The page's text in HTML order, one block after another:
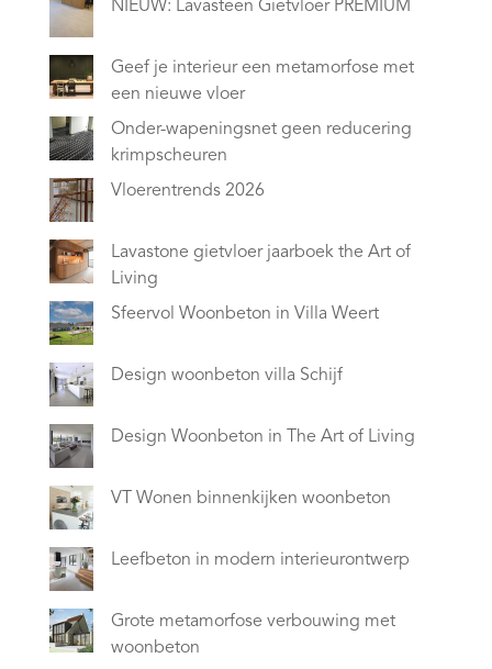
NIEUW: Lavasteen Gietvloer PREMIUM
Geef je interieur een metamorfose met
een nieuwe vloer
Onder-wapeningsnet geen reducering
krimpscheuren
Vloerentrends 2026
Lavastone gietvloer jaarboek the Art of
Living
Sfeervol Woonbeton in Villa Weert
Design woonbeton villa Schijf
Design Woonbeton in The Art of Living
VT Wonen binnenkijken woonbeton
Leefbeton in modern interieurontwerp
Grote metamorfose verbouwing met
woonbeton